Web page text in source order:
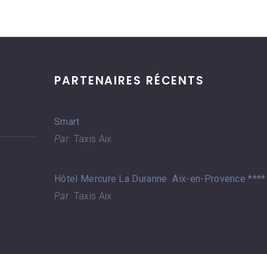
PARTENAIRES RÉCENTS
Smart
Par Taxis Aix
Hôtel Mercure La Duranne Aix-en-Provence ****
Par Taxis Aix